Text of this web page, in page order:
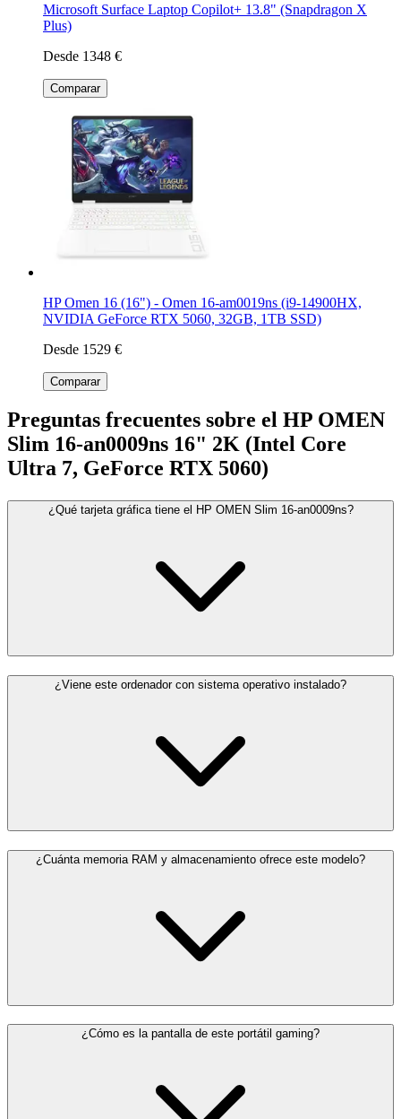
Microsoft Surface Laptop Copilot+ 13.8" (Snapdragon X
Plus)
Desde 1348 €
Comparar
HP Omen 16 (16") - Omen 16-am0019ns (i9-14900HX,
NVIDIA GeForce RTX 5060, 32GB, 1TB SSD)
Desde 1529 €
Comparar
Preguntas frecuentes sobre el HP OMEN
Slim 16-an0009ns 16" 2K (Intel Core
Ultra 7, GeForce RTX 5060)
¿Qué tarjeta gráfica tiene el HP OMEN Slim 16-an0009ns?
¿Viene este ordenador con sistema operativo instalado?
¿Cuánta memoria RAM y almacenamiento ofrece este modelo?
¿Cómo es la pantalla de este portátil gaming?